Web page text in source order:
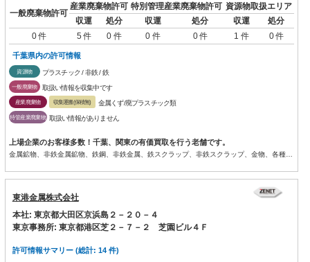
一般廃棄物許可
産業廃棄物許可 特別管理産業廃棄物許可 資源物取扱エリア
収運
処分 収運 処分 収運
処分
0 件
5 件 0 件 0 件 0 件 1 件 0 件
千葉県内の許可情報
資源物 プラスチック / 非鉄 / 鉄
一般廃棄物 取扱い情報を収集中です
産業廃棄物 収集運搬(保積無) 金属くず/廃プラスチック類
特管産業廃棄物 取扱い情報がありません
上場企業のお客様多数！千葉、関東の有価買取を行う老舗です。
金属鉱物、非鉄金属鉱物、鉄鋼、非鉄金属、鉄スクラップ、非鉄スクラップ、金物、各種プラスチックの卸売り及び輸出入と加...
東港金属株式会社
本社: 東京都大田区京浜島２－２０－４
東京事務所: 東京都港区芝２－７－２ 芝園ビル４Ｆ
許可情報サマリー (総計: 14 件)